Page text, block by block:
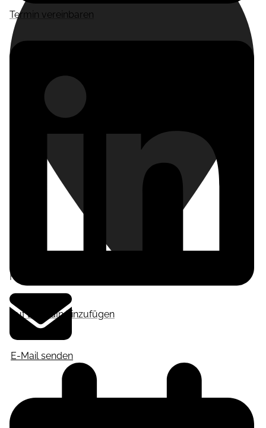
Termin vereinbaren
Auf LinkedIn hinzufügen
Frankfurt am Main
E-Mail senden